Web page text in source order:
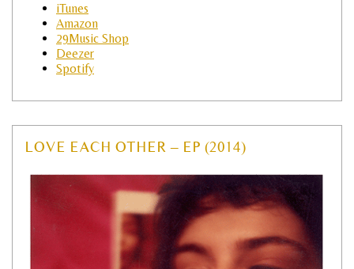
iTunes
Amazon
29Music Shop
Deezer
Spotify
LOVE EACH OTHER – EP (2014)